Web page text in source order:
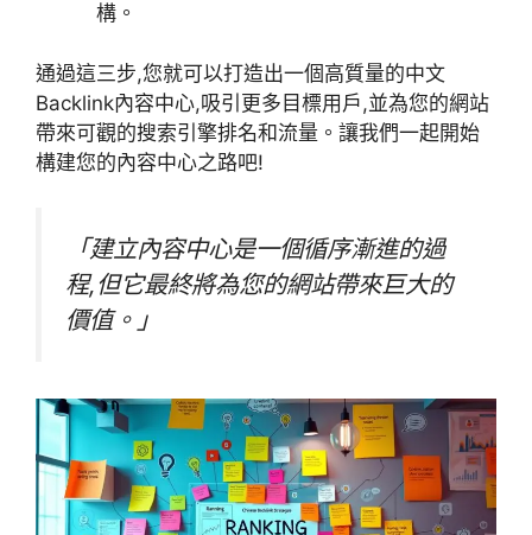
構。
通過這三步,您就可以打造出一個高質量的中文
Backlink內容中心,吸引更多目標用戶,並為您的網站
帶來可觀的搜索引擎排名和流量。讓我們一起開始
構建您的內容中心之路吧!
「建立內容中心是一個循序漸進的過
程,但它最終將為您的網站帶來巨大的
價值。」